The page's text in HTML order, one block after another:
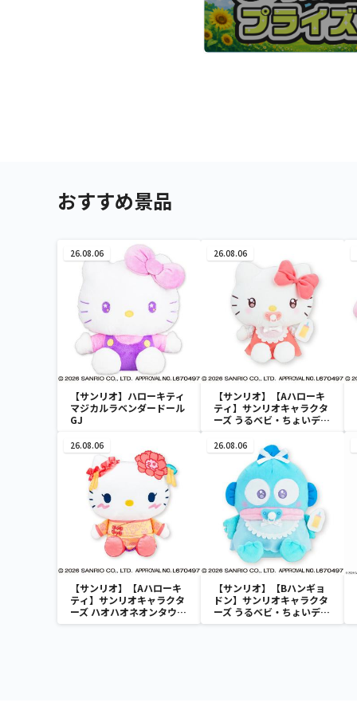
おすすめ景品
26.08.06
【サンリオ】ハローキティ
マジカルラベンダードール
GJ
26.08.06
【サンリオ】【Aハローキ
ティ】サンリオキャラクタ
ーズ うるベビ・ちょいデカ
26.08.06
【サンリオ】【Aハローキ
ティ】サンリオキャラクタ
ーズ ハオハオネオンタウン
ドールBIGタイプ1
26.08.06
【サンリオ】【Bハンギョ
ドン】サンリオキャラクタ
ーズ うるベビ・ちょいデカ
ドール